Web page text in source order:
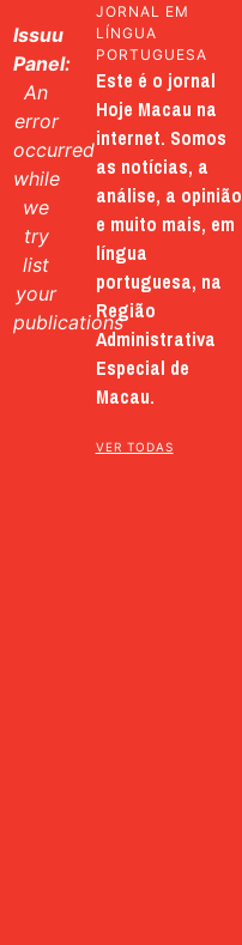
Issuu
Panel:
An
error
occurred
while
we
try
list
your
publications
JORNAL EM
LÍNGUA
PORTUGUESA
Este é o jornal
Hoje Macau na
internet. Somos
as notícias, a
análise, a opinião
e muito mais, em
língua
portuguesa, na
Região
Administrativa
Especial de
Macau.
VER TODAS